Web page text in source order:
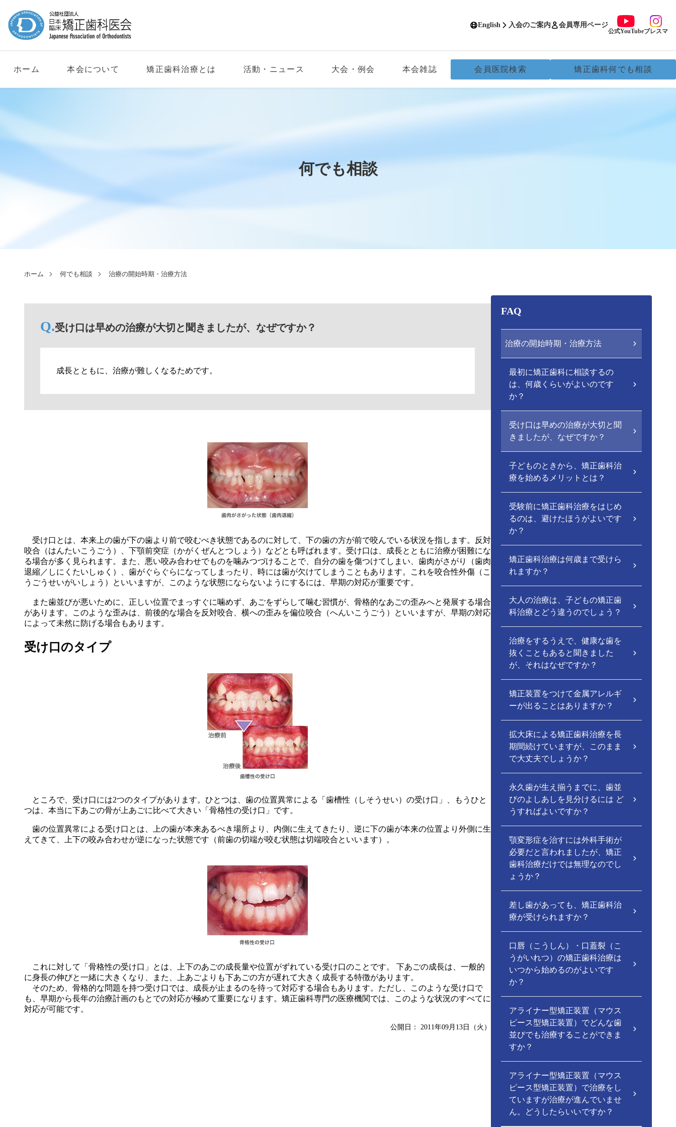
English 入会のご案内 会員専用ページ
公式YouTubeブレスマ
ホーム 本会について 矯正歯科治療とは 活動・ニュース 大会・例会 本会雑誌 会員医院検索 矯正歯科何でも相談
何でも相談
ホーム 何でも相談 治療の開始時期・治療方法
受け口は早めの治療が大切と聞きましたが、なぜですか？
成長とともに、治療が難しくなるためです。
受け口とは、本来上の歯が下の歯より前で咬むべき状態であるのに対して、下の歯の方が前で咬んでいる状況を指します。反対
咬合（はんたいこうごう）、下顎前突症（かがくぜんとつしょう）などとも呼ばれます。受け口は、成長とともに治療が困難にな
る場合が多く見られます。また、悪い咬み合わせでものを噛みつづけることで、自分の歯を傷つけてしまい、歯肉がさがり（歯肉
退縮／しにくたいしゅく）、歯がぐらぐらになってしまったり、時には歯が欠けてしまうこともあります。これを咬合性外傷（こ
うごうせいがいしょう）といいますが、このような状態にならないようにするには、早期の対応が重要です。
また歯並びが悪いために、正しい位置でまっすぐに噛めず、あごをずらして噛む習慣が、骨格的なあごの歪みへと発展する場合
があります。このような歪みは、前後的な場合を反対咬合、横への歪みを偏位咬合（へんいこうごう）といいますが、早期の対応
によって未然に防げる場合もあります。
受け口のタイプ
ところで、受け口には2つのタイプがあります。ひとつは、歯の位置異常による「歯槽性（しそうせい）の受け口」、もうひと
つは、本当に下あごの骨が上あごに比べて大きい「骨格性の受け口」です。
歯の位置異常による受け口とは、上の歯が本来あるべき場所より、内側に生えてきたり、逆に下の歯が本来の位置より外側に生
えてきて、上下の咬み合わせが逆になった状態です（前歯の切端が咬む状態は切端咬合といいます）。
これに対して「骨格性の受け口」とは、上下のあごの成長量や位置がずれている受け口のことです。 下あごの成長は、一般的
に身長の伸びと一緒に大きくなり、また、上あごよりも下あごの方が遅れて大きく成長する特徴があります。
そのため、骨格的な問題を持つ受け口では、成長が止まるのを待って対応する場合もあります。ただし、このような受け口で
も、早期から長年の治療計画のもとでの対応が極めて重要になります。矯正歯科専門の医療機関では、このような状況のすべてに
対応が可能です。
公開日： 2011年09月13日（火）
FAQ
治療の開始時期・治療方法
最初に矯正歯科に相談するの
は、何歳くらいがよいのです
か？
受け口は早めの治療が大切と聞
きましたが、なぜですか？
子どものときから、矯正歯科治
療を始めるメリットとは？
受験前に矯正歯科治療をはじめ
るのは、避けたほうがよいです
か？
矯正歯科治療は何歳まで受けら
れますか？
大人の治療は、子どもの矯正歯
科治療とどう違うのでしょう？
治療をするうえで、健康な歯を
抜くこともあると聞きました
が、それはなぜですか？
矯正装置をつけて金属アレルギ
ーが出ることはありますか？
拡大床による矯正歯科治療を長
期間続けていますが、このまま
で大丈夫でしょうか？
永久歯が生え揃うまでに、歯並
びのよしあしを見分けるには ど
うすればよいですか？
顎変形症を治すには外科手術が
必要だと言われましたが、矯正
歯科治療だけでは無理なのでし
ょうか？
差し歯があっても、矯正歯科治
療が受けられますか？
口唇（こうしん）・口蓋裂（こ
うがいれつ）の矯正歯科治療は
いつから始めるのがよいです
か？
アライナー型矯正装置（マウス
ピース型矯正装置）でどんな歯
並びでも治療することができま
すか？
アライナー型矯正装置（マウス
ピース型矯正装置）で治療をし
ていますが治療が進んでいませ
ん。どうしたらいいですか？